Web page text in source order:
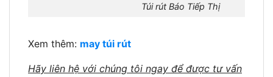
Túi rút Báo Tiếp Thị
Xem thêm: may túi rút
Hãy liên hệ với chúng tôi ngay để được tư vấn